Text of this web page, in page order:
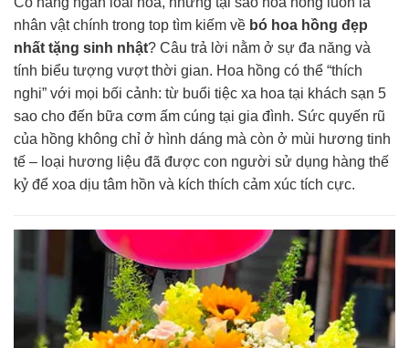
nhân vật chính trong top tìm kiếm về bó hoa hồng đẹp
nhất tặng sinh nhật? Câu trả lời nằm ở sự đa năng và
tính biểu tượng vượt thời gian. Hoa hồng có thể “thích
nghi” với mọi bối cảnh: từ buổi tiệc xa hoa tại khách sạn 5
sao cho đến bữa cơm ấm cúng tại gia đình. Sức quyến rũ
của hồng không chỉ ở hình dáng mà còn ở mùi hương tinh
tế – loại hương liệu đã được con người sử dụng hàng thế
kỷ để xoa dịu tâm hồn và kích thích cảm xúc tích cực.